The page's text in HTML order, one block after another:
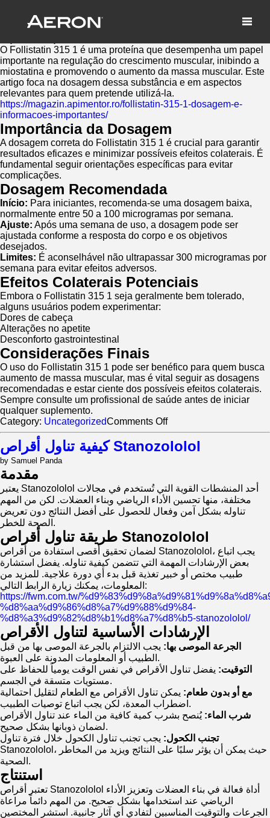
Informações Relevantes
O Follistatin 315 1 é uma proteína que desempenha um papel
importante na regulação do crescimento muscular, inibindo a
miostatina e promovendo o aumento da massa muscular. Este
artigo foca na dosagem dessa substância e em aspectos
relevantes para quem pretende utilizá-la.
https://magazin.apimentor.ro/follistatin-315-1-dosagem-e-
informacoes-importantes/
Importância da Dosagem
A dosagem correta do Follistatin 315 1 é crucial para garantir
resultados eficazes e minimizar possíveis efeitos colaterais. É
fundamental seguir orientações específicas para evitar
complicações.
Dosagem Recomendada
Início: Para iniciantes, recomenda-se uma dosagem baixa,
normalmente entre 50 a 100 microgramas por semana.
Ajuste: Após uma semana de uso, a dosagem pode ser
ajustada conforme a resposta do corpo e os objetivos
desejados.
Limites: É aconselhável não ultrapassar 300 microgramas por
semana para evitar efeitos adversos.
Efeitos Colaterais Potenciais
Embora o Follistatin 315 1 seja geralmente bem tolerado,
alguns usuários podem experimentar:
Dores de cabeça
Alterações no apetite
Desconforto gastrointestinal
Considerações Finais
O uso do Follistatin 315 1 pode ser benéfico para quem busca
aumento de massa muscular, mas é vital seguir as dosagens
recomendadas e estar ciente dos possíveis efeitos colaterais.
Sempre consulte um profissional de saúde antes de iniciar
qualquer suplemento.
Category: UncategorizedComments Offon
Follistatin
315
1:
Informações
Relevantes
كيفية تناول أقراص Stanozololol
by Samuel Panda
مقدمة
يعتبر Stanozololol أحد المنشطات القوية التي تُستخدم في مجالات
مختلفة، منها تحسين الأداء الرياضي وبناء العضلات. لكن من المهم
تناوله بشكل آمن وفعال للحصول على أفضل النتائج دون تعريض
الصحة للخطر.
طريقة تناول أقراص Stanozololol
لضمان تحقيق أقصى استفادة من أقراص Stanozololol، يجب اتباع
بعض الإرشادات المهمة التي تتضمن كيفية تناوله. يفضل استشارة
طبيب مختص أو خبير تغذية قبل بدء أي دورة علاجية. للمزيد من
المعلومات، يمكنك زيارة الرابط التالي:
https://fwm.com.tw/
%d8%aa%d9%86%d8%a7%d9%88%d9%84-
%d8%a3%d9%82%d8%b1%d8%a7%d8%b5-stanozololol/
الإرشادات الأساسية لتناول الأقراص
الجرعة الموصى بها: يجب الالتزام بالجرعة الموصى بها من قبل
الطبيب أو المعلومات المدونة على العبوة.
التوقيت: يفضل تناول الأقراص في نفس الوقت يومياً للحفاظ على
مستويات متسقة في الجسم.
مع أو بدون طعام: يمكن تناول الأقراص مع الطعام لتقليل احتمالية
اضطراب المعدة، لكن يجب اتباع توصيات الطبيب.
شرب الماء: يُنصح بشرب كمية كافية من الماء عند تناول الأقراص
لضمان ذوبانها بشكل صحيح.
تجنب الكحول: يجب تجنب تناول الكحول خلال فترة تناول
Stanozololol، حيث يمكن أن يؤثر سلبًا على النتائج ويزيد من المخاطر
الصحية.
استنتاج
تعتبر أقراص Stanozololol أداة فعالة في بناء العضلات وتعزيز الأداء
الرياضي عند استخدامها بشكل صحيح. من المهم دائماً مراعاة
الجرعات والتوقيت المناسبين لتفادي أي آثار جانبية. استشر المختصين